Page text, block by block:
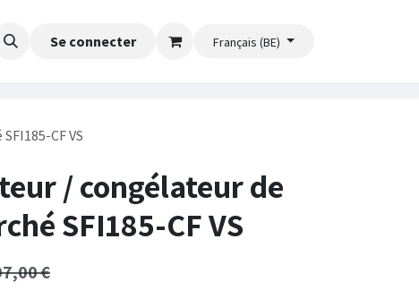
Se connecter Français (BE)
CF VS
/ congélateur de
SFI185-CF VS
€